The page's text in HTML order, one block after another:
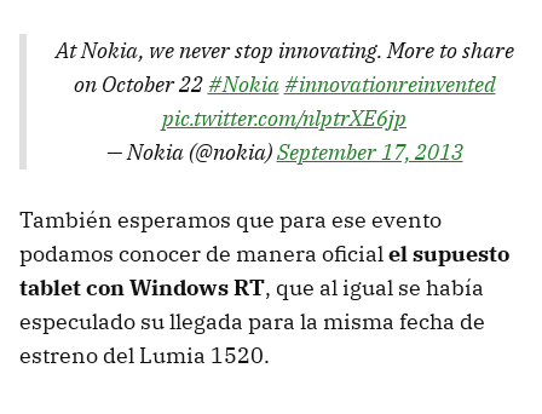
At Nokia, we never stop innovating. More to share
on October 22#Nokia#innovationreinvented
pic.twitter.com/nlptrXE6jp
— Nokia (@nokia)September 17, 2013
También esperamos que para ese evento
podamos conocer de manera oficialel supuesto
tablet con Windows RT, que al igual se había
especulado su llegada para la misma fecha de
estreno del Lumia 1520.